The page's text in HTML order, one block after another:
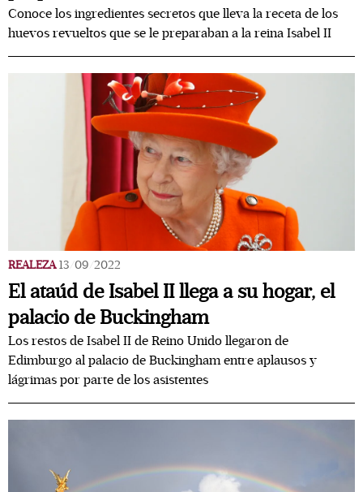
Conoce los ingredientes secretos que lleva la receta de los
huevos revueltos que se le preparaban a la reina Isabel II
REALEZA 13/09/2022
El ataúd de Isabel II llega a su hogar, el
palacio de Buckingham
Los restos de Isabel II de Reino Unido llegaron de
Edimburgo al palacio de Buckingham entre aplausos y
lágrimas por parte de los asistentes